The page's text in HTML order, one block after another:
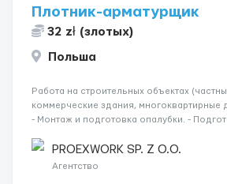
Плотник-арматурщик
32 zł (злотых)
Польша
Работа на строительных объектах
коммерческие здания, многоквартирные
- Монтаж и подготовка опалубки. -
Связка арматурных стержней. - Заливка
опалубки после за...
PROEXWORK SP. Z O.O.
Агентство